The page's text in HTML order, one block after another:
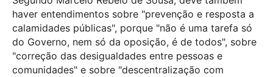
haver entendimentos sobre "prevenção e resposta a
calamidades públicas", porque "não é uma tarefa só
do Governo, nem só da oposição, é de todos", sobre
"correção das desigualdades entre pessoas e
comunidades" e sobre "descentralização com